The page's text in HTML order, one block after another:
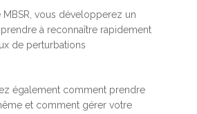
MBSR, vous développerez un
à reconnaître rapidement
de perturbations
également comment prendre
et comment gérer votre